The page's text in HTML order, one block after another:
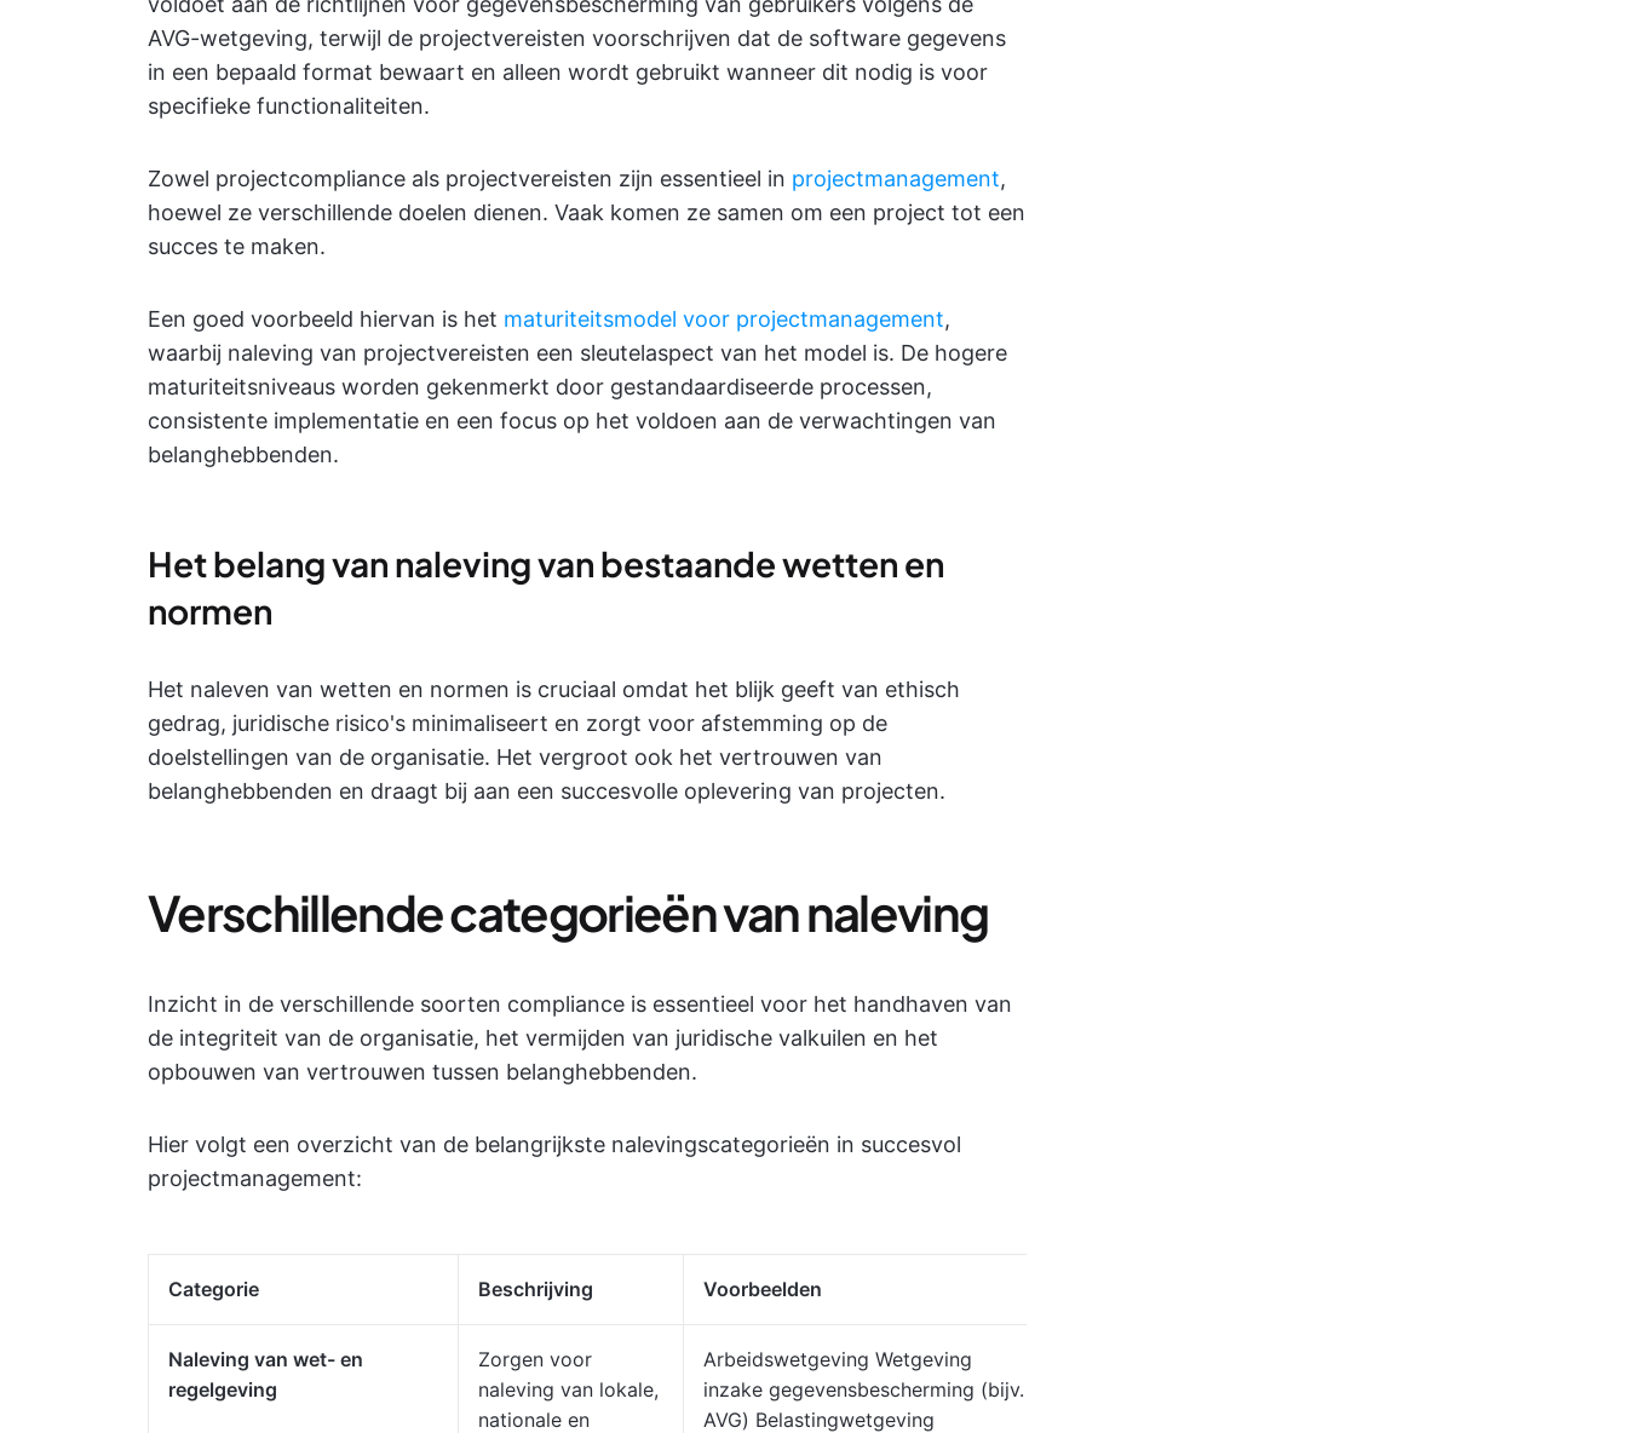
AVG-wetgeving, terwijl de projectvereisten voorschrijven dat de software gegevens
in een bepaald format bewaart en alleen wordt gebruikt wanneer dit nodig is voor
specifieke functionaliteiten.
Zowel projectcompliance als projectvereisten zijn essentieel in projectmanagement,
hoewel ze verschillende doelen dienen. Vaak komen ze samen om een project tot een
succes te maken.
Een goed voorbeeld hiervan is het maturiteitsmodel voor projectmanagement,
waarbij naleving van projectvereisten een sleutelaspect van het model is. De hogere
maturiteitsniveaus worden gekenmerkt door gestandaardiseerde processen,
consistente implementatie en een focus op het voldoen aan de verwachtingen van
belanghebbenden.
Het belang van naleving van bestaande wetten en
normen
Het naleven van wetten en normen is cruciaal omdat het blijk geeft van ethisch
gedrag, juridische risico's minimaliseert en zorgt voor afstemming op de
doelstellingen van de organisatie. Het vergroot ook het vertrouwen van
belanghebbenden en draagt bij aan een succesvolle oplevering van projecten.
Verschillende categorieën van naleving
Inzicht in de verschillende soorten compliance is essentieel voor het handhaven van
de integriteit van de organisatie, het vermijden van juridische valkuilen en het
opbouwen van vertrouwen tussen belanghebbenden.
Hier volgt een overzicht van de belangrijkste nalevingscategorieën in succesvol
projectmanagement:
Categorie Beschrijving Voorbeelden
Naleving van wet- en
regelgeving
Zorgen voor
naleving van lokale,
nationale en
Arbeidswetgeving Wetgeving
inzake gegevensbescherming (bijv.
AVG) Belastingwetgeving